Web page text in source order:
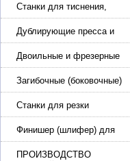
Станки для тиснения,
нанесения логотипа и
нумераторы
Дублирующие пресса и
утюги для разглаживания
кожи
Двоильные и фрезерные
машины для слоения и
фрезерования кожи
Загибочные (боковочные)
машины для стельки,
кошельков, сумок
Станки для резки
кожи.Станки для резки
стропы
Финишер (шлифер) для
обуви
ПРОИЗВОДСТВО